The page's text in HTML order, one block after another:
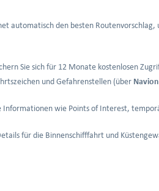
automatisch den besten
Sie sich für 12 Monate kostenlosen
und Gefahrenstellen (über
Informationen wie Points of Interest,
für die Binnenschifffahrt und